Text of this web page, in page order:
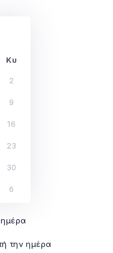
Κυ
2
9
16
23
30
6
ημέρα
την ημέρα